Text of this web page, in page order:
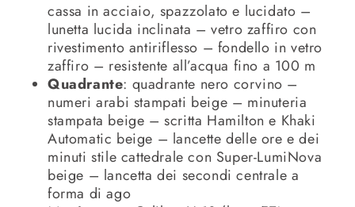
cassa in acciaio, spazzolato e lucidato –
lunetta lucida inclinata – vetro zaffiro con
rivestimento antiriflesso – fondello in vetro
zaffiro – resistente all’acqua fino a 100 m
Quadrante: quadrante nero corvino –
numeri arabi stampati beige – minuteria
stampata beige – scritta Hamilton e Khaki
Automatic beige – lancette delle ore e dei
minuti stile cattedrale con Super-LumiNova
beige – lancetta dei secondi centrale a
forma di ago